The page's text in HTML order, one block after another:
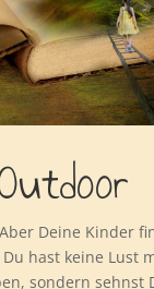
Deine Kinder
hast keine Lust
sondern sehnst